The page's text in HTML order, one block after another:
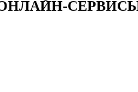
СЕРВИСЫ